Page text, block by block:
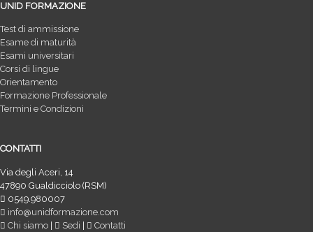
UNID FORMAZIONE
Test di ammissione
Esame di maturità
Esami universitari
Corsi di lingue
Orientamento
Formazione Professionale
Termini e Condizioni
CONTATTI
Via degli Aceri, 14
47890 Gualdicciolo (RSM)
0549.980007
info@unidformazione.com
Chi siamo
Sedi
Contatti